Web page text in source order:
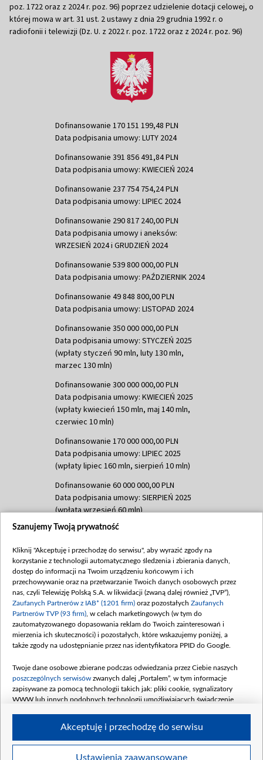
poz. 1722 oraz z 2024 r. poz. 96) poprzez udzielenie dotacji celowej, o
której mowa w art. 31 ust. 2 ustawy z dnia 29 grudnia 1992 r. o
radiofonii i telewizji (Dz. U. z 2022 r. poz. 1722 oraz z 2024 r. poz. 96)
Dofinansowanie 170 151 199,48 PLN
Data podpisania umowy: LUTY 2024
Dofinansowanie 391 856 491,84 PLN
Data podpisania umowy: KWIECIEŃ 2024
Dofinansowanie 237 754 754,24 PLN
Data podpisania umowy: LIPIEC 2024
Dofinansowanie 290 817 240,00 PLN
Data podpisania umowy i aneksów:
WRZESIEŃ 2024 i GRUDZIEŃ 2024
Dofinansowanie 539 800 000,00 PLN
Data podpisania umowy: PAŹDZIERNIK 2024
Dofinansowanie 49 848 800,00 PLN
Data podpisania umowy: LISTOPAD 2024
Dofinansowanie 350 000 000,00 PLN
Data podpisania umowy: STYCZEŃ 2025
(wpłaty styczeń 90 mln, luty 130 mln,
marzec 130 mln)
Dofinansowanie 300 000 000,00 PLN
Data podpisania umowy: KWIECIEŃ 2025
(wpłaty kwiecień 150 mln, maj 140 mln,
czerwiec 10 mln)
Dofinansowanie 170 000 000,00 PLN
Data podpisania umowy: LIPIEC 2025
(wpłaty lipiec 160 mln, sierpień 10 mln)
Dofinansowanie 60 000 000,00 PLN
Data podpisania umowy: SIERPIEŃ 2025
(wpłata wrzesień 60 mln)
Dofinansowanie 635 783 051,21 PLN
(wpłata wrzesień 100 mln, październik 350
mln, listopad 265 mln)
Dofinansowanie 48 862 000,00 PLN
Data podpisania umowy: GRUDZIEŃ 2025
(wpłata grudzień 60,548 mln)
Dofinansowanie 900 000 000,00 PLN
Data podpisania umowy: LUTY 2026 (wpłata
kwiecień 180 mln, 7 maja 180 mln, 8
czerwca 90 mln)
Dofinansowanie 250 000 000,00 PLN
4 sierpnia 250 mln
Szanujemy Twoją prywatność
Kliknij "Akceptuję i przechodzę do serwisu", aby wyrazić zgody na
korzystanie z technologii automatycznego śledzenia i zbierania danych,
dostęp do informacji na Twoim urządzeniu końcowym i ich
przechowywanie oraz na przetwarzanie Twoich danych osobowych przez
nas, czyli Telewizję Polską S.A. w likwidacji (zwaną dalej również „TVP”),
Zaufanych Partnerów z IAB* (1201 firm) oraz pozostałych Zaufanych
Partnerów TVP (93 firm) , w celach marketingowych (w tym do
zautomatyzowanego dopasowania reklam do Twoich zainteresowań i
mierzenia ich skuteczności) i pozostałych, które wskazujemy poniżej, a
także zgody na udostępnianie przez nas identyfikatora PPID do Google.
Twoje dane osobowe zbierane podczas odwiedzania przez Ciebie naszych
poszczególnych serwisów zwanych dalej „Portalem”, w tym informacje
zapisywane za pomocą technologii takich jak: pliki cookie, sygnalizatory
WWW lub innych podobnych technologii umożliwiających świadczenie
Twoje dane osobowe zbierane podczas odwiedzania przez Ciebie
Ustawienia zaawansowane
Akceptuję i przechodzę do serwisu